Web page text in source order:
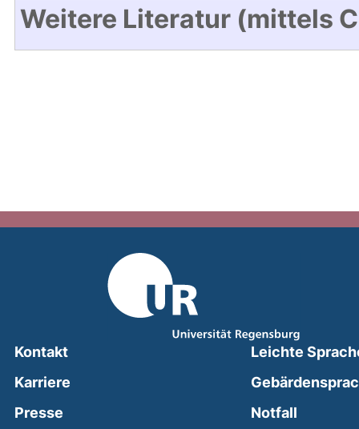
Weitere Literatur (mittels
Kontakt
Karriere
Presse
Leichte
Notfall